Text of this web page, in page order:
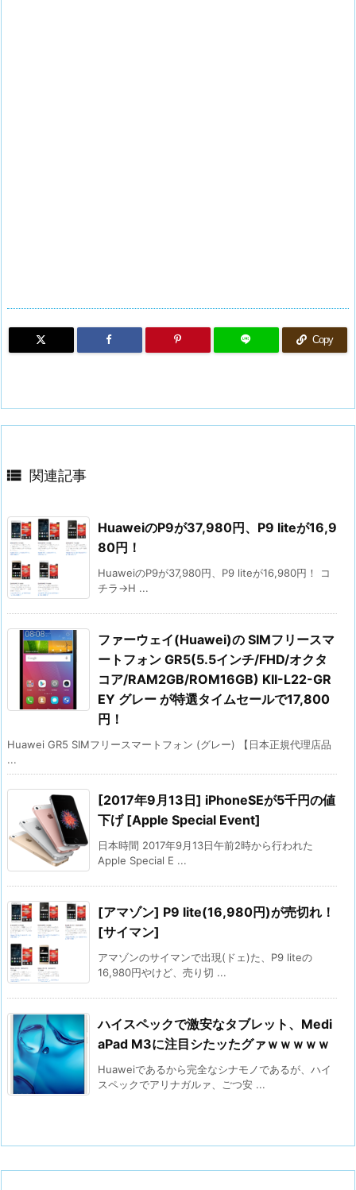
Copy
 関連記事
HuaweiのP9が37,980円、P9 liteが16,9
80円！
HuaweiのP9が37,980円、P9 liteが16,980円！ コ
チラ→H ...
ファーウェイ(Huawei)の SIMフリースマ
ートフォン GR5(5.5インチ/FHD/オクタ
コア/RAM2GB/ROM16GB) KII-L22-GR
EY グレー が特選タイムセールで17,800
円！
Huawei GR5 SIMフリースマートフォン (グレー) 【日本正規代理店品
...
[2017年9月13日] iPhoneSEが5千円の値
下げ [Apple Special Event]
日本時間 2017年9月13日午前2時から行われた
Apple Special E ...
[アマゾン] P9 lite(16,980円)が売切れ！
[サイマン]
アマゾンのサイマンで出現(ドェ)た、P9 liteの
16,980円やけど、売り切 ...
ハイスペックで激安なタブレット、Medi
aPad M3に注目シたッたグァｗｗｗｗｗ
Huaweiであるから完全なシナモノであるが、ハイ
スペックでアリナガルァ、ごつ安 ...